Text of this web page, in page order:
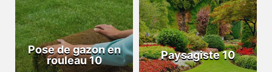
Pose de gazon en
rouleau 10
Paysagiste 10